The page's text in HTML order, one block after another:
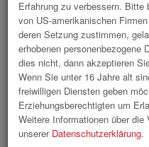
hr-lounge Mitte
Erfahrung zu verbessern.
von US-amerikanischen
deren Setzung zustimmen,
erhobenen personenbezogene
dies nicht, dann akzeptieren
Wenn Sie unter 16 Jahre alt
freiwilligen Diensten geben
Erziehungsberechtigten um
Weitere Informationen über die
unserer Datenschutzerklärung.